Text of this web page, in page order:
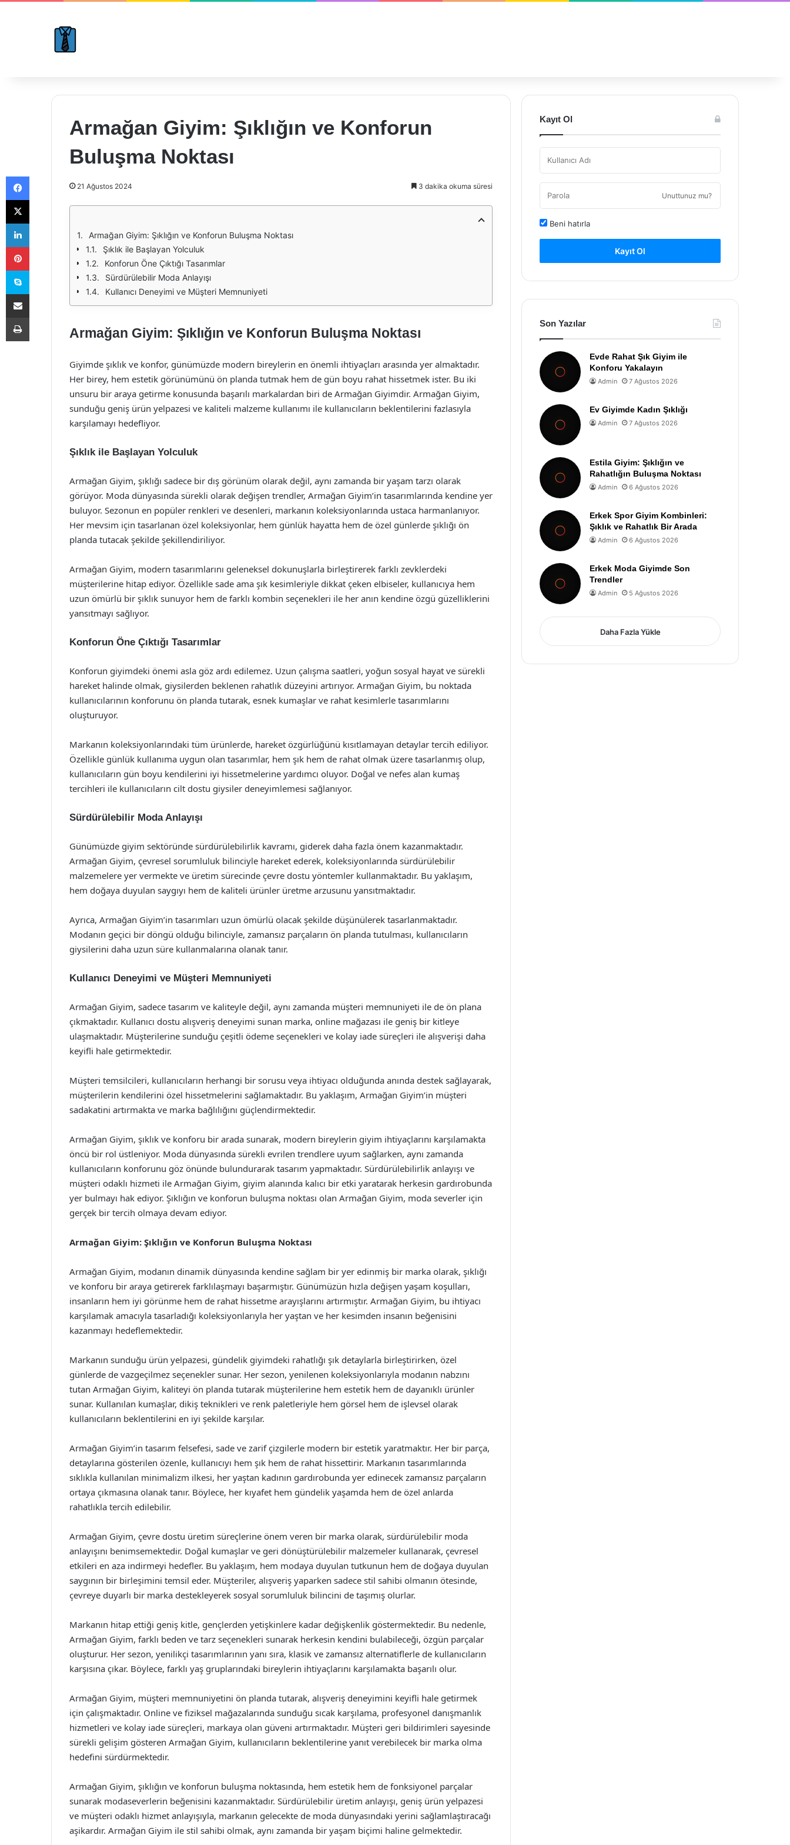
Armağan Giyim: Şıklığın ve Konforun
Buluşma Noktası
21 Ağustos 2024 3 dakika okuma süresi
Armağan Giyim: Şıklığın ve Konforun Buluşma Noktası
Şıklık ile Başlayan Yolculuk
Konforun Öne Çıktığı Tasarımlar
Sürdürülebilir Moda Anlayışı
Kullanıcı Deneyimi ve Müşteri Memnuniyeti
Armağan Giyim: Şıklığın ve Konforun Buluşma Noktası
Giyimde şıklık ve konfor, günümüzde modern bireylerin en önemli ihtiyaçları arasında yer almaktadır.
Her birey, hem estetik görünümünü ön planda tutmak hem de gün boyu rahat hissetmek ister. Bu iki
unsuru bir araya getirme konusunda başarılı markalardan biri de Armağan Giyimdir. Armağan Giyim,
sunduğu geniş ürün yelpazesi ve kaliteli malzeme kullanımı ile kullanıcıların beklentilerini fazlasıyla
karşılamayı hedefliyor.
Şıklık ile Başlayan Yolculuk
Armağan Giyim, şıklığı sadece bir dış görünüm olarak değil, aynı zamanda bir yaşam tarzı olarak
görüyor. Moda dünyasında sürekli olarak değişen trendler, Armağan Giyim’in tasarımlarında kendine yer
buluyor. Sezonun en popüler renkleri ve desenleri, markanın koleksiyonlarında ustaca harmanlanıyor.
Her mevsim için tasarlanan özel koleksiyonlar, hem günlük hayatta hem de özel günlerde şıklığı ön
planda tutacak şekilde şekillendiriliyor.
Armağan Giyim, modern tasarımlarını geleneksel dokunuşlarla birleştirerek farklı zevklerdeki
müşterilerine hitap ediyor. Özellikle sade ama şık kesimleriyle dikkat çeken elbiseler, kullanıcıya hem
uzun ömürlü bir şıklık sunuyor hem de farklı kombin seçenekleri ile her anın kendine özgü güzelliklerini
yansıtmayı sağlıyor.
Konforun Öne Çıktığı Tasarımlar
Konforun giyimdeki önemi asla göz ardı edilemez. Uzun çalışma saatleri, yoğun sosyal hayat ve sürekli
hareket halinde olmak, giysilerden beklenen rahatlık düzeyini artırıyor. Armağan Giyim, bu noktada
kullanıcılarının konforunu ön planda tutarak, esnek kumaşlar ve rahat kesimlerle tasarımlarını
oluşturuyor.
Markanın koleksiyonlarındaki tüm ürünlerde, hareket özgürlüğünü kısıtlamayan detaylar tercih ediliyor.
Özellikle günlük kullanıma uygun olan tasarımlar, hem şık hem de rahat olmak üzere tasarlanmış olup,
kullanıcıların gün boyu kendilerini iyi hissetmelerine yardımcı oluyor. Doğal ve nefes alan kumaş
tercihleri ile kullanıcıların cilt dostu giysiler deneyimlemesi sağlanıyor.
Sürdürülebilir Moda Anlayışı
Günümüzde giyim sektöründe sürdürülebilirlik kavramı, giderek daha fazla önem kazanmaktadır.
Armağan Giyim, çevresel sorumluluk bilinciyle hareket ederek, koleksiyonlarında sürdürülebilir
malzemelere yer vermekte ve üretim sürecinde çevre dostu yöntemler kullanmaktadır. Bu yaklaşım,
hem doğaya duyulan saygıyı hem de kaliteli ürünler üretme arzusunu yansıtmaktadır.
Ayrıca, Armağan Giyim’in tasarımları uzun ömürlü olacak şekilde düşünülerek tasarlanmaktadır.
Modanın geçici bir döngü olduğu bilinciyle, zamansız parçaların ön planda tutulması, kullanıcıların
giysilerini daha uzun süre kullanmalarına olanak tanır.
Kullanıcı Deneyimi ve Müşteri Memnuniyeti
Armağan Giyim, sadece tasarım ve kaliteyle değil, aynı zamanda müşteri memnuniyeti ile de ön plana
çıkmaktadır. Kullanıcı dostu alışveriş deneyimi sunan marka, online mağazası ile geniş bir kitleye
ulaşmaktadır. Müşterilerine sunduğu çeşitli ödeme seçenekleri ve kolay iade süreçleri ile alışverişi daha
keyifli hale getirmektedir.
Müşteri temsilcileri, kullanıcıların herhangi bir sorusu veya ihtiyacı olduğunda anında destek sağlayarak,
müşterilerin kendilerini özel hissetmelerini sağlamaktadır. Bu yaklaşım, Armağan Giyim’in müşteri
sadakatini artırmakta ve marka bağlılığını güçlendirmektedir.
Armağan Giyim, şıklık ve konforu bir arada sunarak, modern bireylerin giyim ihtiyaçlarını karşılamakta
öncü bir rol üstleniyor. Moda dünyasında sürekli evrilen trendlere uyum sağlarken, aynı zamanda
kullanıcıların konforunu göz önünde bulundurarak tasarım yapmaktadır. Sürdürülebilirlik anlayışı ve
müşteri odaklı hizmeti ile Armağan Giyim, giyim alanında kalıcı bir etki yaratarak herkesin gardırobunda
yer bulmayı hak ediyor. Şıklığın ve konforun buluşma noktası olan Armağan Giyim, moda severler için
gerçek bir tercih olmaya devam ediyor.
Armağan Giyim: Şıklığın ve Konforun Buluşma Noktası
Armağan Giyim, modanın dinamik dünyasında kendine sağlam bir yer edinmiş bir marka olarak, şıklığı
ve konforu bir araya getirerek farklılaşmayı başarmıştır. Günümüzün hızla değişen yaşam koşulları,
insanların hem iyi görünme hem de rahat hissetme arayışlarını artırmıştır. Armağan Giyim, bu ihtiyacı
karşılamak amacıyla tasarladığı koleksiyonlarıyla her yaştan ve her kesimden insanın beğenisini
kazanmayı hedeflemektedir.
Markanın sunduğu ürün yelpazesi, gündelik giyimdeki rahatlığı şık detaylarla birleştirirken, özel
günlerde de vazgeçilmez seçenekler sunar. Her sezon, yenilenen koleksiyonlarıyla modanın nabzını
tutan Armağan Giyim, kaliteyi ön planda tutarak müşterilerine hem estetik hem de dayanıklı ürünler
sunar. Kullanılan kumaşlar, dikiş teknikleri ve renk paletleriyle hem görsel hem de işlevsel olarak
kullanıcıların beklentilerini en iyi şekilde karşılar.
Armağan Giyim’in tasarım felsefesi, sade ve zarif çizgilerle modern bir estetik yaratmaktır. Her bir parça,
detaylarına gösterilen özenle, kullanıcıyı hem şık hem de rahat hissettirir. Markanın tasarımlarında
sıklıkla kullanılan minimalizm ilkesi, her yaştan kadının gardırobunda yer edinecek zamansız parçaların
ortaya çıkmasına olanak tanır. Böylece, her kıyafet hem gündelik yaşamda hem de özel anlarda
rahatlıkla tercih edilebilir.
Armağan Giyim, çevre dostu üretim süreçlerine önem veren bir marka olarak, sürdürülebilir moda
anlayışını benimsemektedir. Doğal kumaşlar ve geri dönüştürülebilir malzemeler kullanarak, çevresel
etkileri en aza indirmeyi hedefler. Bu yaklaşım, hem modaya duyulan tutkunun hem de doğaya duyulan
saygının bir birleşimini temsil eder. Müşteriler, alışveriş yaparken sadece stil sahibi olmanın ötesinde,
çevreye duyarlı bir marka destekleyerek sosyal sorumluluk bilincini de taşımış olurlar.
Markanın hitap ettiği geniş kitle, gençlerden yetişkinlere kadar değişkenlik göstermektedir. Bu nedenle,
Armağan Giyim, farklı beden ve tarz seçenekleri sunarak herkesin kendini bulabileceği, özgün parçalar
oluşturur. Her sezon, yenilikçi tasarımlarının yanı sıra, klasik ve zamansız alternatiflerle de kullanıcıların
karşısına çıkar. Böylece, farklı yaş gruplarındaki bireylerin ihtiyaçlarını karşılamakta başarılı olur.
Armağan Giyim, müşteri memnuniyetini ön planda tutarak, alışveriş deneyimini keyifli hale getirmek
için çalışmaktadır. Online ve fiziksel mağazalarında sunduğu sıcak karşılama, profesyonel danışmanlık
hizmetleri ve kolay iade süreçleri, markaya olan güveni artırmaktadır. Müşteri geri bildirimleri sayesinde
sürekli gelişim gösteren Armağan Giyim, kullanıcıların beklentilerine yanıt verebilecek bir marka olma
hedefini sürdürmektedir.
Armağan Giyim, şıklığın ve konforun buluşma noktasında, hem estetik hem de fonksiyonel parçalar
sunarak modaseverlerin beğenisini kazanmaktadır. Sürdürülebilir üretim anlayışı, geniş ürün yelpazesi
ve müşteri odaklı hizmet anlayışıyla, markanın gelecekte de moda dünyasındaki yerini sağlamlaştıracağı
aşikardır. Armağan Giyim ile stil sahibi olmak, aynı zamanda bir yaşam biçimi haline gelmektedir.
Kayıt Ol
Unuttunuz mu?
Beni hatırla
Kayıt Ol
Son Yazılar
Evde Rahat Şık Giyim ile
Konforu Yakalayın
Admin 7 Ağustos 2026
Ev Giyimde Kadın Şıklığı
Admin 7 Ağustos 2026
Estila Giyim: Şıklığın ve
Rahatlığın Buluşma Noktası
Admin 6 Ağustos 2026
Erkek Spor Giyim Kombinleri:
Şıklık ve Rahatlık Bir Arada
Admin 6 Ağustos 2026
Erkek Moda Giyimde Son
Trendler
Admin 5 Ağustos 2026
Daha Fazla Yükle
Facebook
X
LinkedIn
Pinterest
Skype
E-Posta ile paylaş